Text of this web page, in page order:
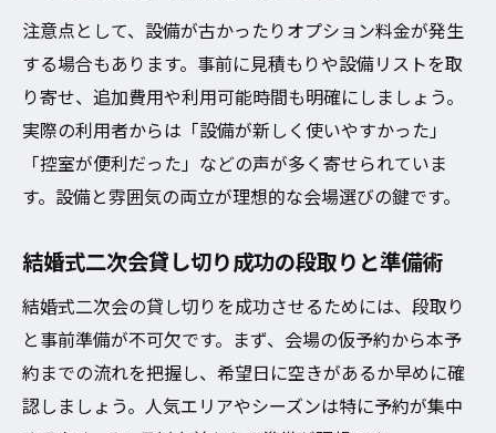
注意点として、設備が古かったりオプション料金が発生
する場合もあります。事前に見積もりや設備リストを取
り寄せ、追加費用や利用可能時間も明確にしましょう。
実際の利用者からは「設備が新しく使いやすかった」
「控室が便利だった」などの声が多く寄せられていま
す。設備と雰囲気の両立が理想的な会場選びの鍵です。
結婚式二次会貸し切り成功の段取りと準備術
結婚式二次会の貸し切りを成功させるためには、段取り
と事前準備が不可欠です。まず、会場の仮予約から本予
約までの流れを把握し、希望日に空きがあるか早めに確
認しましょう。人気エリアやシーズンは特に予約が集中